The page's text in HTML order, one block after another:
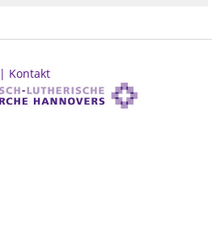
Kontakt